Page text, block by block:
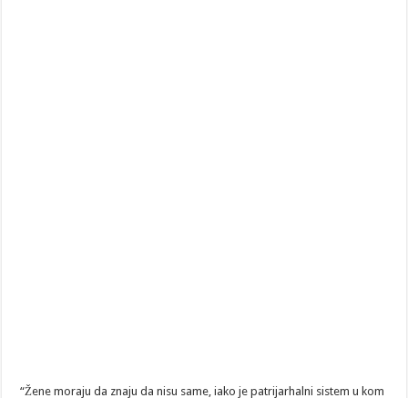
“Žene moraju da znaju da nisu same, iako je patrijarhalni sistem u kom